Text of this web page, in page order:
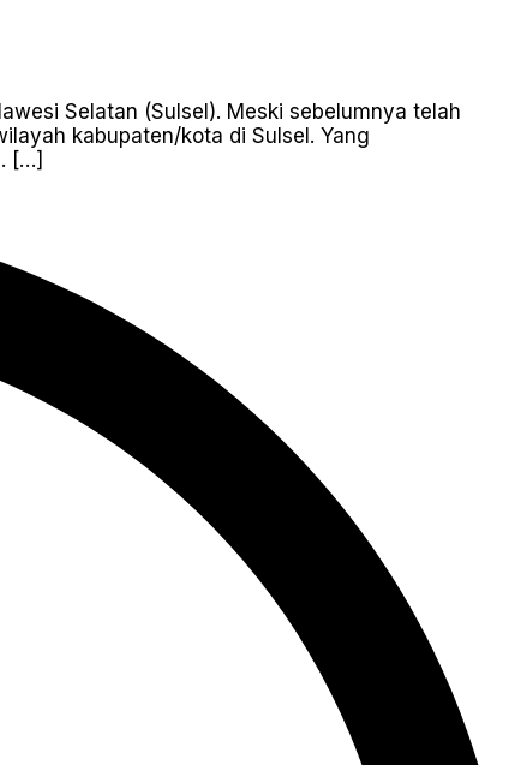
Selatan (Sulsel). Meski sebelumnya telah
kabupaten/kota di Sulsel. Yang
[…]